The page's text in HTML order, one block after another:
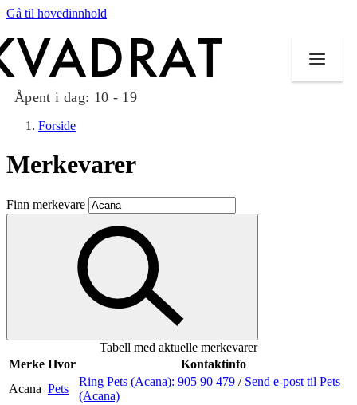
Gå til hovedinnhold
Åpent i dag: 10 - 19
Butikker
Mat og drikke
Taket på Kvadrat
Aktiviteter
Inspirasjon
Forside
Merkevarer
Finn merkevare
Tabell med aktuelle merkevarer
Merke Hvor
Kontaktinfo
Acana Pets
Ring Pets (Acana): 905 90 479 / Send e-post til Pets
(Acana)